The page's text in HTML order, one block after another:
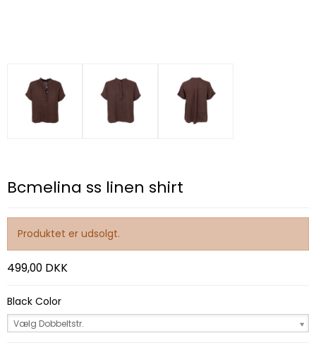
Bcmelina ss linen shirt
Produktet er udsolgt.
499,00 DKK
Black Color
Vælg Dobbeltstr.